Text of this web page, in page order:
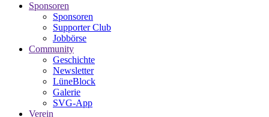
Sponsoren
Sponsoren
Supporter Club
Jobbörse
Community
Geschichte
Newsletter
LüneBlock
Galerie
SVG-App
Verein